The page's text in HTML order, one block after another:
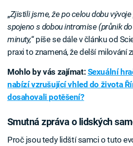
„Zjistili jsme, že po celou dobu
spojeno s dobou intromise (průnik
minuty,“ píše se dále v článku od
praxi to znamená, že delší milování
Mohlo by vás zajímat: Sexuální
nabízí vzrušující vhled do života
dosahovali potěšení?
Smutná zpráva o lidských
Proč jsou tedy lidští samci o tuto